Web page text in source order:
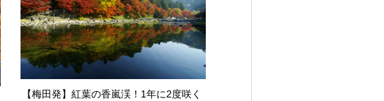
【梅田発】紅葉の香嵐渓！1年に2度咲く